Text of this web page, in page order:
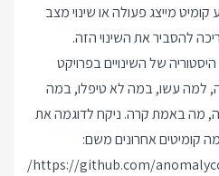
מייצג פעולה או שינוי מצב
להסביר את השינוי הזה.
של השינויים בפרויקט
למה עשו, במה לא טיפלו, במה
מה באמת קרה. ניקח לדוגמה את
https://github.com/